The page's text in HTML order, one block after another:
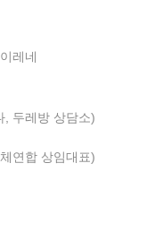
레네
, 두레방 상담소)
연합 상임대표)